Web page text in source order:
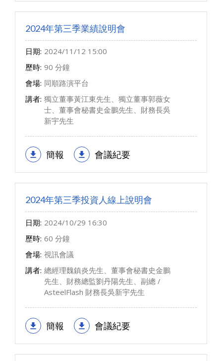
2024年第三季業績說明會
日期: 2024/11/12 15:00
歷時: 90 分鐘
會場: 同順路演平台
講者: 獨立董事黃江東先生、獨立董事郭薇女
士、董事會秘書史金鵬先生、財務長吳
新宇先生
簡報 會議紀要
2024年第三季投資人線上說明會
日期: 2024/10/29 16:30
歷時: 60 分鐘
會場: 視訊會議
講者: 總經理魏鎮炎先生、董事會秘書史金鵬
先生、財務總監劉丹陽先生、副總 /
AsteelFlash 財務長吳新宇先生
簡報 會議紀要